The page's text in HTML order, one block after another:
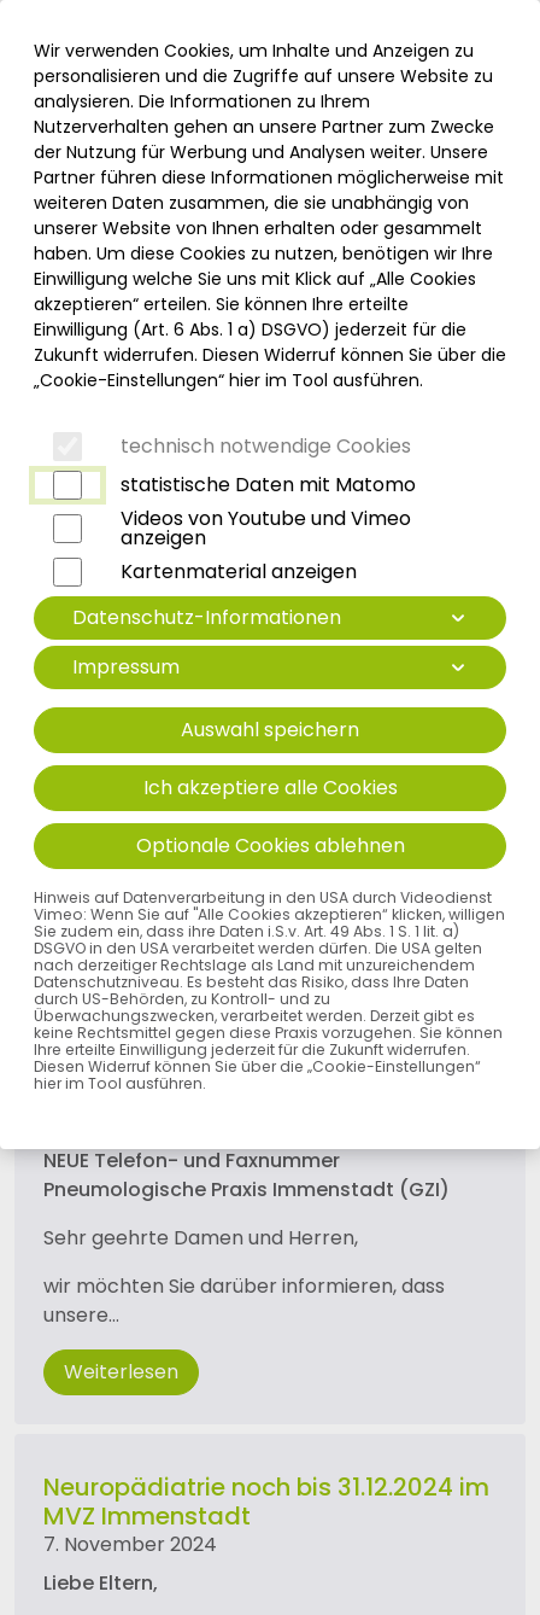
Informationen und Einstellungen zur Barrierefreiheit
Menü
AKTUELLE MELDUNGEN
Umzug der Allgemein- und
Viszeralchirurgischen Praxis
13. März 2026
Praxis, der MVZ Immenstadt Allgäu gGmbH
zieht um.
Sie finden die Praxis ab dem 01.04.2026 im GZI…
Weiterlesen
MVZ Immenstadt übergibt
Urologische Praxis
10. September 2025
Die urologische Praxis wird ab 01.10.2025 von
der MVZ Immenstadt Allgäu GmbH anDr.
med. Reichenbach-Klinkeübergeben und
unter neuer Leitung…
Weiterlesen
Neue Telefonnummer
Pneumologische Praxis Immenstadt
08323/910 8220
NEUE Telefon- und Faxnummer
Pneumologische Praxis Immenstadt (GZI)
Sehr geehrte Damen und Herren,
wir möchten Sie darüber informieren, dass
unsere…
Weiterlesen
Neuropädiatrie noch bis 31.12.2024 im
MVZ Immenstadt
7. November 2024
Liebe Eltern,
Wir verwenden Cookies, um Inhalte und Anzeigen zu
personalisieren und die Zugriffe auf unsere Website zu
analysieren. Die Informationen zu Ihrem
Nutzerverhalten gehen an unsere Partner zum Zwecke
der Nutzung für Werbung und Analysen weiter. Unsere
Partner führen diese Informationen möglicherweise mit
weiteren Daten zusammen, die sie unabhängig von
unserer Website von Ihnen erhalten oder gesammelt
haben. Um diese Cookies zu nutzen, benötigen wir Ihre
Einwilligung welche Sie uns mit Klick auf „Alle Cookies
akzeptieren“ erteilen. Sie können Ihre erteilte
Einwilligung (Art. 6 Abs. 1 a) DSGVO) jederzeit für die
Zukunft widerrufen. Diesen Widerruf können Sie über die
„Cookie-Einstellungen“ hier im Tool ausführen.
technisch notwendige Cookies
statistische Daten mit Matomo
Videos von Youtube und Vimeo
anzeigen
Kartenmaterial anzeigen
Datenschutz-Informationen
Impressum
Auswahl speichern
Ich akzeptiere alle Cookies
Optionale Cookies ablehnen
Hinweis auf Datenverarbeitung in den USA durch Videodienst
Vimeo: Wenn Sie auf "Alle Cookies akzeptieren“ klicken, willigen
Sie zudem ein, dass ihre Daten i.S.v. Art. 49 Abs. 1 S. 1 lit. a)
DSGVO in den USA verarbeitet werden dürfen. Die USA gelten
nach derzeitiger Rechtslage als Land mit unzureichendem
Datenschutzniveau. Es besteht das Risiko, dass Ihre Daten
durch US-Behörden, zu Kontroll- und zu
Überwachungszwecken, verarbeitet werden. Derzeit gibt es
keine Rechtsmittel gegen diese Praxis vorzugehen. Sie können
Ihre erteilte Einwilligung jederzeit für die Zukunft widerrufen.
Diesen Widerruf können Sie über die „Cookie-Einstellungen“
hier im Tool ausführen.